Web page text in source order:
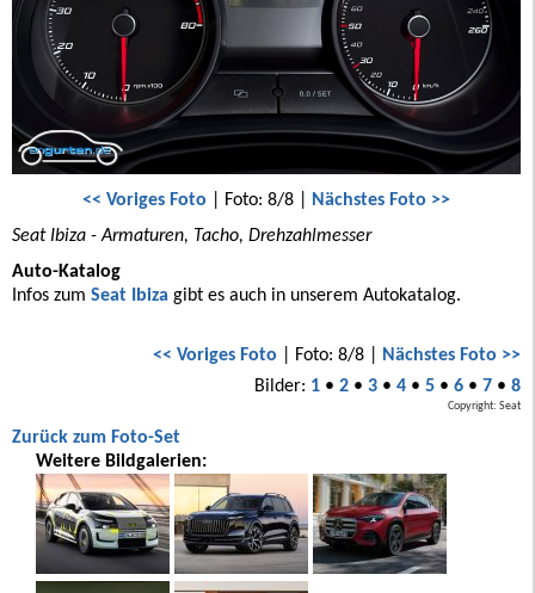
<< Voriges Foto | Foto: 8/8 | Nächstes Foto >>
Seat Ibiza - Armaturen, Tacho, Drehzahlmesser
Auto-Katalog
Infos zum Seat Ibiza gibt es auch in unserem Autokatalog.
<< Voriges Foto | Foto: 8/8 | Nächstes Foto >>
Bilder: 1• 2• 3• 4• 5• 6• 7• 8
Copyright: Seat
Zurück zum Foto-Set
Weitere Bildgalerien: